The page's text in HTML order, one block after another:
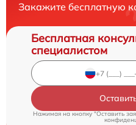
Закажите бесплатную
Бесплатная
специалистом
Нажимая на кнопку "Оставить